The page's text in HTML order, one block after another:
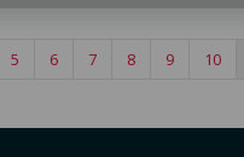
5 6 7 8 9 10